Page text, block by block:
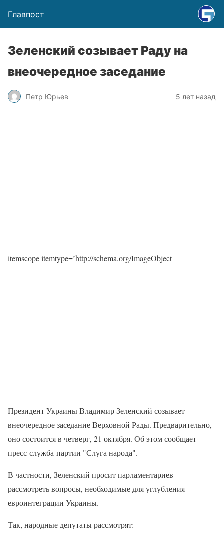
Главпост
Зеленский созывает Раду на
внеочередное заседание
Петр Юрьев 5 лет назад
itemscope itemtype=’http://schema.org/ImageObject
Президент Украины Владимир Зеленский созывает
внеочередное заседание Верховной Рады. Предварительно,
оно состоится в четверг, 21 октября. Об этом сообщает
пресс-служба партии "Слуга народа".
В частности, Зеленский просит парламентариев
рассмотреть вопросы, необходимые для углубления
евроинтеграции Украины.
Так, народные депутаты рассмотрят: